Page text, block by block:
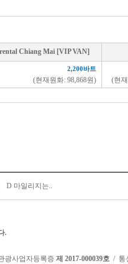
Chiang Mai [VIP VAN]
2,200바트
(현재원화: 98,868원) (현
D 마일리지는..
.
광사업자등록증 제 2017-000039호 / 통